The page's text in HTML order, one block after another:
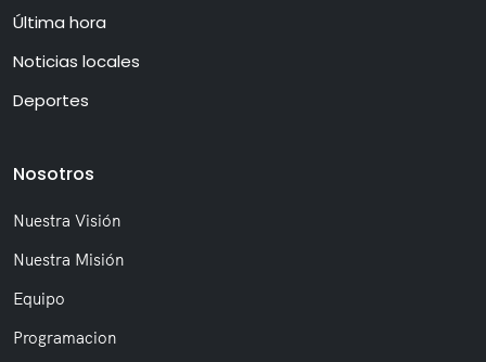
Última hora
Noticias locales
Deportes
Nosotros
Nuestra Visión
Nuestra Misión
Equipo
Programacion